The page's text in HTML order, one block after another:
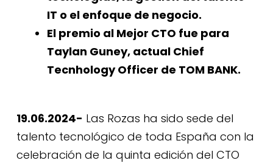
IT o el enfoque de negocio.
El premio al Mejor CTO fue para
Taylan Guney, actual Chief
Tecnhology Officer de TOM BANK.
19.06.2024- Las Rozas ha sido sede del
talento tecnológico de toda España con la
celebración de la quinta edición del CTO